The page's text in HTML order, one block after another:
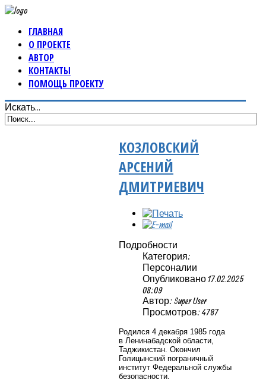
ГЛАВНАЯ
О ПРОЕКТЕ
АВТОР
КОНТАКТЫ
ПОМОЩЬ ПРОЕКТУ
Искать...
КОЗЛОВСКИЙ
АРСЕНИЙ
ДМИТРИЕВИЧ
Подробности
Категория:
Персоналии
Опубликовано 17.02.2025
08:09
Автор: Super User
Просмотров: 4787
Родился 4 декабря 1985 года
в Ленинабадской области,
Таджикистан. Окончил
Голицынский пограничный
институт Федеральной службы
безопасности.